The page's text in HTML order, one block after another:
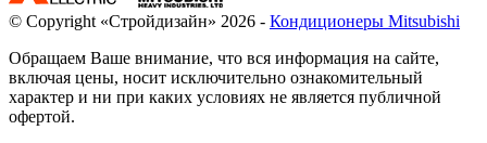
© Copyright «Стройдизайн» 2026 - Кондиционеры Mitsubishi
Обращаем Ваше внимание, что вся информация на сайте,
включая цены, носит исключительно ознакомительный
характер и ни при каких условиях не является публичной
офертой.